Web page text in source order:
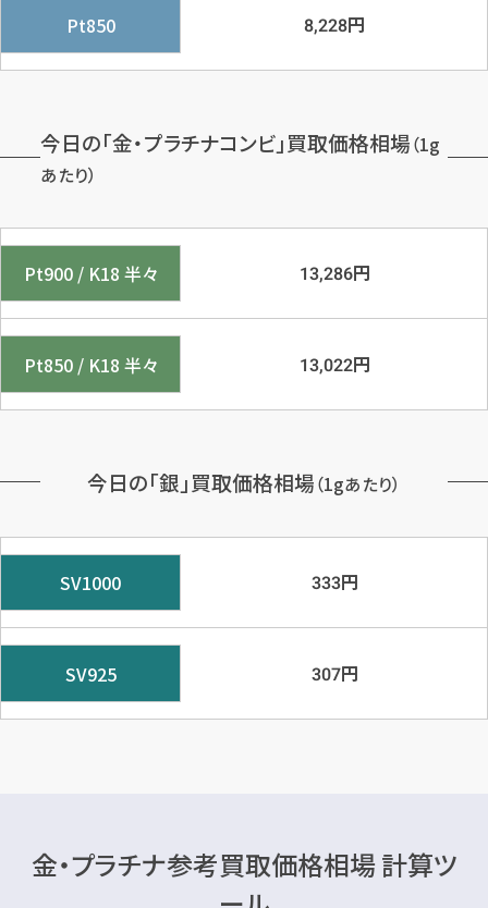
Pt850 8,228円
今日の「金・プラチナコンビ」買取価格相場（1g
あたり）
Pt900 / K18 半々 13,286円
Pt850 / K18 半々 13,022円
今日の「銀」買取価格相場（1gあたり）
SV1000 333円
SV925 307円
金・プラチナ参考買取価格相場 計算ツ